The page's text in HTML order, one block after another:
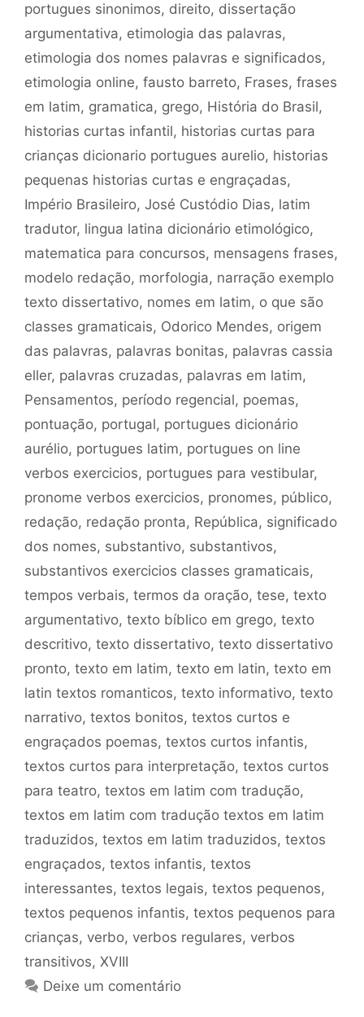
portugues sinonimos, direito, dissertação
argumentativa, etimologia das palavras,
etimologia dos nomes palavras e significados,
etimologia online, fausto barreto, Frases, frases
em latim, gramatica, grego, História do Brasil,
historias curtas infantil, historias curtas para
crianças dicionario portugues aurelio, historias
pequenas historias curtas e engraçadas,
Império Brasileiro, José Custódio Dias, latim
tradutor, lingua latina dicionário etimológico,
matematica para concursos, mensagens frases,
modelo redação, morfologia, narração exemplo
texto dissertativo, nomes em latim, o que são
classes gramaticais, Odorico Mendes, origem
das palavras, palavras bonitas, palavras cassia
eller, palavras cruzadas, palavras em latim,
Pensamentos, período regencial, poemas,
pontuação, portugal, portugues dicionário
aurélio, portugues latim, portugues on line
verbos exercicios, portugues para vestibular,
pronome verbos exercicios, pronomes, público,
redação, redação pronta, República, significado
dos nomes, substantivo, substantivos,
substantivos exercicios classes gramaticais,
tempos verbais, termos da oração, tese, texto
argumentativo, texto bíblico em grego, texto
descritivo, texto dissertativo, texto dissertativo
pronto, texto em latim, texto em latin, texto em
latin textos romanticos, texto informativo, texto
narrativo, textos bonitos, textos curtos e
engraçados poemas, textos curtos infantis,
textos curtos para interpretação, textos curtos
para teatro, textos em latim com tradução,
textos em latim com tradução textos em latim
traduzidos, textos em latim traduzidos, textos
engraçados, textos infantis, textos
interessantes, textos legais, textos pequenos,
textos pequenos infantis, textos pequenos para
crianças, verbo, verbos regulares, verbos
transitivos, XVIII
Deixe um comentário